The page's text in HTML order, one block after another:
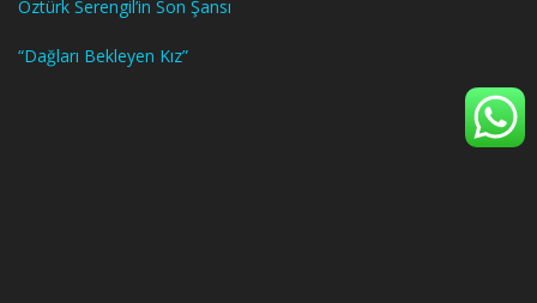
Öztürk Serengil’in Son Şansı
“Dağları Bekleyen Kız”